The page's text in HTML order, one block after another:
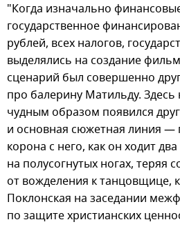
"Когда изначально
государственное
рублей, всех налогов,
выделялись на создание
сценарий был совершенно
про балерину Матильду. Здесь
чудным образом появился
и основная сюжетная линия —
корона с него, как он ходит
на полусогнутых ногах, теряя
от вожделения к танцовщице,
Поклонская на заседании
по защите христианских